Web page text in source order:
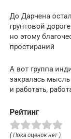
До Дарчена
грунтовой
но этому
простираний
А вот группа
закралась
и работать,
Рейтинг
( Пока оценок нет )